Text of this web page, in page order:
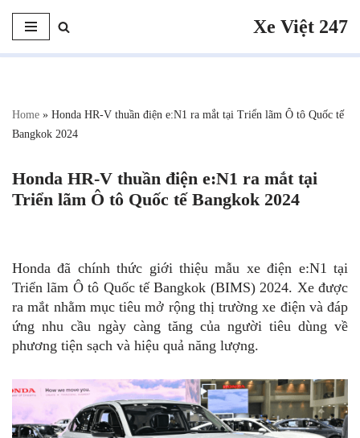
Chuyển
Xe Việt 247
Home » Honda HR-V thuần điện e:N1 ra mắt tại Triển lãm Ô tô Quốc tế
Bangkok 2024
Honda HR-V thuần điện e:N1 ra mắt tại
Triển lãm Ô tô Quốc tế Bangkok 2024
Honda đã chính thức giới thiệu mẫu xe điện e:N1 tại
Triển lãm Ô tô Quốc tế Bangkok (BIMS) 2024. Xe được
ra mắt nhằm mục tiêu mở rộng thị trường xe điện và đáp
ứng nhu cầu ngày càng tăng của người tiêu dùng về
phương tiện sạch và hiệu quả năng lượng.